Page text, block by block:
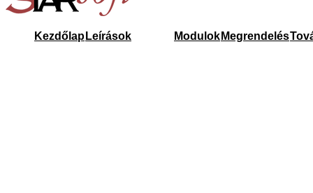
Kezdőlap Leírások Modulok Megrendelés